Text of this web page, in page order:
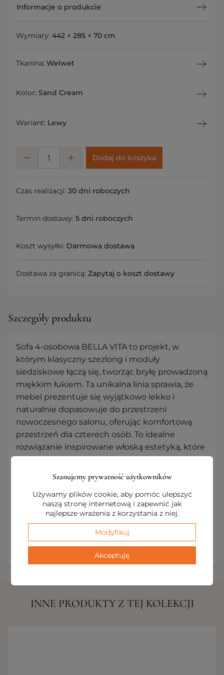
Informacje o produkcie
Wymiary: 442 × 285 × 70 cm
Tkanina: Welwet
Kolor: Sand Cream
Wariant: Lewy
Dodaj do koszyka
Czas realizacji: 30 dni roboczych
Termin dostawy: 5 dni roboczych
Koszt wysyłki: Darmowa dostawa
Dostawa za granicą: Zapytaj o koszt dostawy
Szczegóły produktu
Sofa 4-osobowa BELLA VITA to projekt, w
którym klasyczny szezlong i moduły
siedziskowe łączą się, tworząc bryłę prowadzoną
miękkim łukiem. Ta unikalna linia sprawia, że
mebel prezentuje się wyjątkowo lekko i
naturalnie dopasowuje do przestrzeni
nowoczesnego salonu, oferując komfortową
przestrzeń dla czterech osób. To idealne
rozwiązanie inspirowane włoską estetyką, które
bezkompromisowy komfort podczas
codziennego relaksu w gronie najbliższych.
Wybierz szlachetne tkaniny i polskie rzemiosło,
aby nadać swojej strefie wypoczynku
rzeźbiarski sznyt. To mebel stworzony do
celebracji chwil w duchu pięknego życia.
INNE PRODUKTY Z TEJ KOLEKCJI
Szanujemy prywatność użytkowników
Używamy plików cookie, aby pomóc ulepszyć
naszą stronę internetową i zapewnić jak
najlepsze wrażenia z korzystania z niej.
Modyfikuj
Akceptuję